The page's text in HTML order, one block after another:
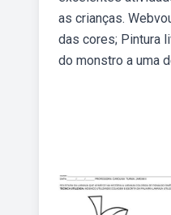
as crianças.
das cores; Pintura
do monstro a uma